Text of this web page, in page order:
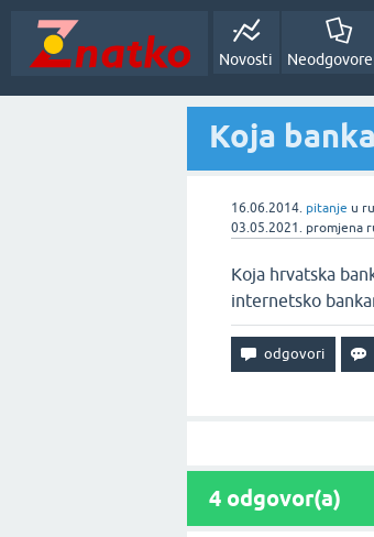
Novosti
Koja
16.06.2014. pitanje u
03.05.2021. promjena
Koja hrvatska
internetsko
4 odgovor(a)